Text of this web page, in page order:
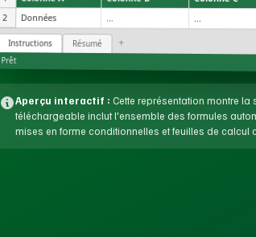
2 Données ... ...
Instructions Résumé +
Prêt
Aperçu interactif : Cette représentation montre
téléchargeable inclut l'ensemble des formules
mises en forme conditionnelles et feuilles de calcul